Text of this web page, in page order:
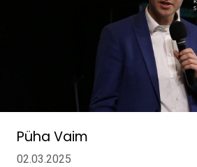
Püha Vaim
02.03.2025